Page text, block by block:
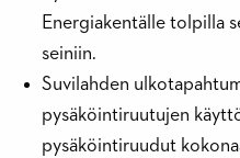
Energiakentälle tolpilla
seiniin.
Suvilahden
pysäköintiruutujen
pysäköintiruudut